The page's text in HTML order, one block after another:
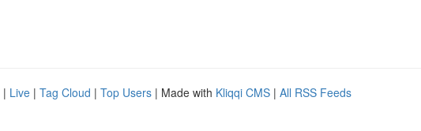
| Live | Tag Cloud | Top Users | Made with Kliqqi CMS | All RSS Feeds